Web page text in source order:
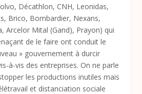
Décathlon, CNH, Leonidas,
Brico, Bombardier, Nexans,
Arcelor Mital (Gand), Prayon) qui
de le faire ont conduit le
» gouvernement à durcir
à-vis des entreprises. On ne parle
les productions inutiles mais
et distanciation sociale